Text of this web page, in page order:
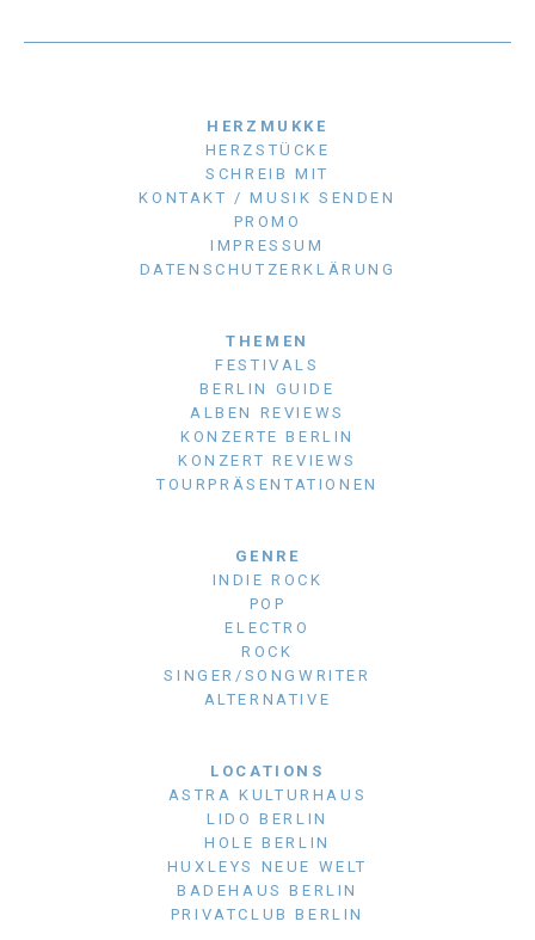
HERZMUKKE
HERZSTÜCKE
SCHREIB MIT
KONTAKT / MUSIK SENDEN
PROMO
IMPRESSUM
DATENSCHUTZERKLÄRUNG
THEMEN
FESTIVALS
BERLIN GUIDE
ALBEN REVIEWS
KONZERTE BERLIN
KONZERT REVIEWS
TOURPRÄSENTATIONEN
GENRE
INDIE ROCK
POP
ELECTRO
ROCK
SINGER/SONGWRITER
ALTERNATIVE
LOCATIONS
ASTRA KULTURHAUS
LIDO BERLIN
HOLE BERLIN
HUXLEYS NEUE WELT
BADEHAUS BERLIN
PRIVATCLUB BERLIN